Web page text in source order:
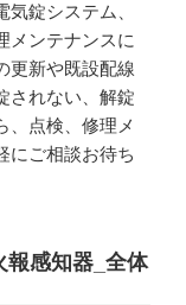
錠システム、
メンテナンスに
更新や既設配線
されない、解錠
、点検、修理メ
にご相談お待ち
報感知器_全体